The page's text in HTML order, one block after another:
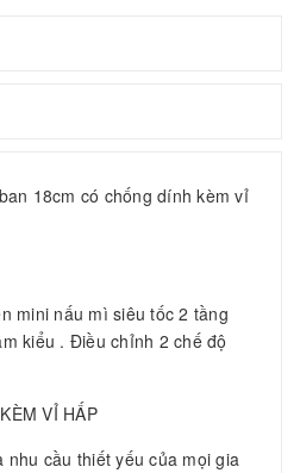
18cm có chống dính kèm vỉ
mini nấu mì siêu tốc 2 tầng
kiểu . Điều chỉnh 2 chế độ
VỈ HẤP
nhu cầu thiết yếu của mọi gia